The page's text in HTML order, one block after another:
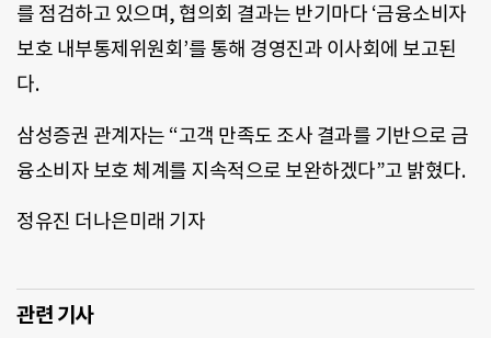
를 점검하고 있으며, 협의회 결과는 반기마다 ‘금융소비자
보호 내부통제위원회’를 통해 경영진과 이사회에 보고된
다.
삼성증권 관계자는 “고객 만족도 조사 결과를 기반으로 금
융소비자 보호 체계를 지속적으로 보완하겠다”고 밝혔다.
정유진 더나은미래 기자
관련 기사